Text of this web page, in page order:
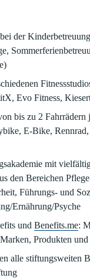
der
Evo Fitness,
bis zu 2 Fahrrädern
E-Bike,
mit
den Bereichen
Führungs- und
Ernährung/Psyche
undBenefits.me:
Produkten
alle stiftungsweiten